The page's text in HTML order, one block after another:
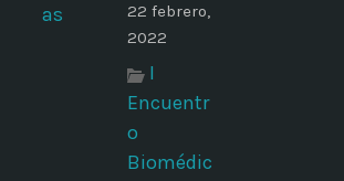
22 febrero,
2022
I
Encuentr
o
Biomédic